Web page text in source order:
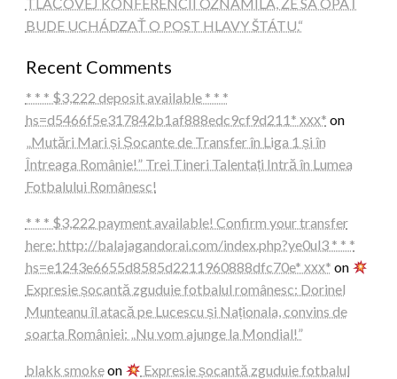
BUDE UCHÁDZAŤ O POST HLAVY ŠTÁTU.“
Recent Comments
* * * $3,222 deposit available * * *
hs=d5466f5e317842b1af888edc9cf9d211* ххх* on
„Mutări Mari și Șocante de Transfer în Liga 1 și în
Întreaga Românie!” Trei Tineri Talentați Intră în Lumea
Fotbalului Românesc!
* * * $3,222 payment available! Confirm your transfer
here: http://balajagandorai.com/index.php?ye0ul3 * * *
hs=e1243e6655d8585d2211960888dfc70e* ххх* on
Expresie șocantă zguduie fotbalul românesc: Dorinel
Munteanu îl atacă pe Lucescu și Naționala, convins de
soarta României: „Nu vom ajunge la Mondial!”
blakk smokeon
Expresie șocantă zguduie fotbalul